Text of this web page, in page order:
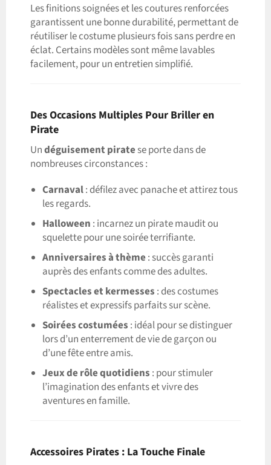
Les finitions soignées et les coutures renforcées
garantissent une bonne durabilité, permettant de
réutiliser le costume plusieurs fois sans perdre en
éclat. Certains modèles sont même lavables
facilement, pour un entretien simplifié.
Des Occasions Multiples Pour Briller en
Pirate
Undéguisement piratese porte dans de
nombreuses circonstances :
Carnaval: défilez avec panache et attirez tous
les regards.
Halloween : incarnez un pirate maudit ou
squelette pour une soirée terrifiante.
Anniversaires à thème: succès garanti
auprès des enfants comme des adultes.
Spectacles et kermesses : des costumes
réalistes et expressifs parfaits sur scène.
Soirées costumées : idéal pour se distinguer
lors d’un enterrement de vie de garçon ou
d’une fête entre amis.
Jeux de rôle quotidiens : pour stimuler
l’imagination des enfants et vivre des
aventures en famille.
Accessoires Pirates : La Touche Finale